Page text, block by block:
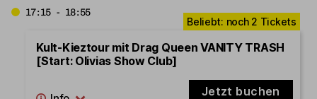
17:15 - 18:55
Kult-Kieztour mit Drag Queen VANITY TRASH
[Start: Olivias Show Club]
Jetzt buchen